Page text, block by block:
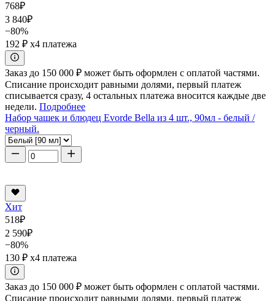
768₽
3 840₽
−80%
192 ₽ x4 платежа
Заказ до 150 000 ₽ может быть оформлен с оплатой частями.
Списание происходит равными долями, первый платеж
списывается сразу, 4 остальных платежа вносится каждые две
недели. Подробнее
Набор чашек и блюдец Evorde Bella из 4 шт., 90мл - белый /
черный.
Хит
518₽
2 590₽
−80%
130 ₽ x4 платежа
Заказ до 150 000 ₽ может быть оформлен с оплатой частями.
Списание происходит равными долями, первый платеж